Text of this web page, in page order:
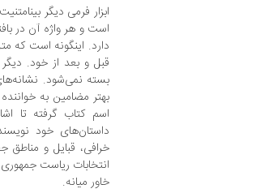
ابزار فرمی دیگر
است و هر واژه آن در
دارد. اینگونه است که
قبل و بعد از خود.
بسته نمی‌شود.
بهتر مضامین به
اسم کتاب گرفته تا
داستان‌های خود
خرافی، قبایل و مناطق
انتخابات ریاست
خاور میانه.